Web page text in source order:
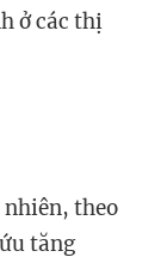
ở các thị
nhiên, theo
tăng